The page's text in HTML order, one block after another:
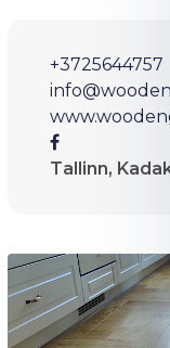
+3725644757
Tallinn,